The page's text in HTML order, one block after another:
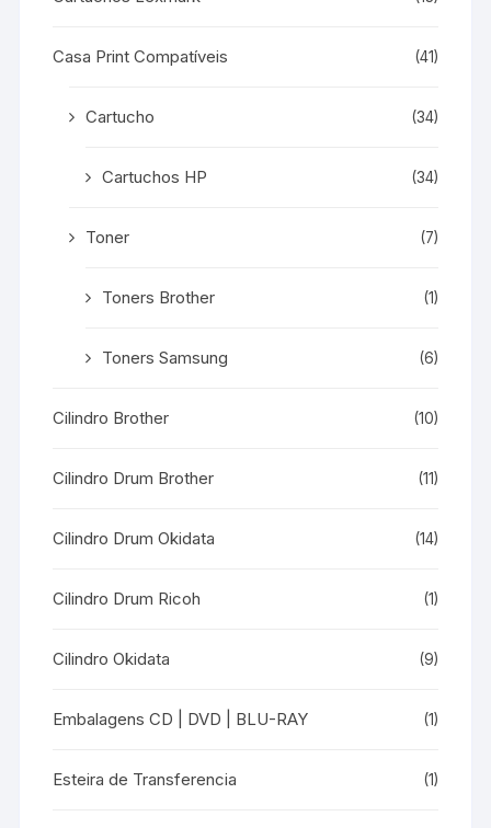
Casa Print Compatíveis (41)
Cartucho (34)
Cartuchos HP (34)
Toner (7)
Toners Brother (1)
Toners Samsung (6)
Cilindro Brother (10)
Cilindro Drum Brother (11)
Cilindro Drum Okidata (14)
Cilindro Drum Ricoh (1)
Cilindro Okidata (9)
Embalagens CD | DVD | BLU-RAY (1)
Esteira de Transferencia (1)